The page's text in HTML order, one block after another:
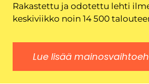
Rakastettu ja odotettu lehti
keskiviikko noin 14 500
Lue lisää